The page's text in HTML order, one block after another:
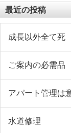
最近の投稿
成長以外全て死
ご案内の必需品
アパート管理は
水道修理